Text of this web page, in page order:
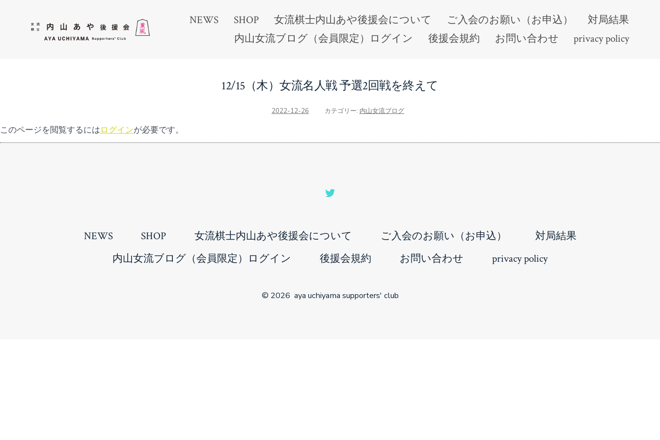
ッ
プ
NEWS SHOP 女流棋士内山あや後援会について ご入会のお願い（お申込）
対局結果
内山女流ブログ（会員限定）ログイン
後援会規約 お問い合わせ privacy policy
12/15（木）女流名人戦 予選2回戦を終えて
2022-12-26 カテゴリー: 内山女流ブログ
このページを閲覧するにはログインが必要です。
Open
in
new
NEWS SHOP 女流棋士内山あや後援会について ご入会のお願い（お申込）
対局結果
内山女流ブログ（会員限定）ログイン
後援会規約 お問い合わせ privacy policy
© 2026 aya uchiyama supporters' club